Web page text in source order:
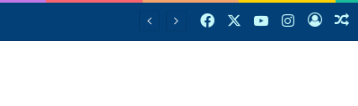
Facebook YouTubeInstagram
Log In